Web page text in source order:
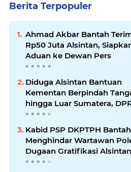
Berita Terpopuler
Ahmad Akbar Bantah
Rp50 Juta Alsintan,
Aduan ke Dewan Pers
Diduga Alsintan Bantuan
Kementan Berpindah
hingga Luar Sumatera,
Sumsel Minta Aparat Usut
Tuntas
Kabid PSP DKPTPH
Menghindar Wartawan
Dugaan Gratifikasi Alsintan